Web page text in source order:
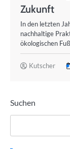
Zukunft
In den letzten
nachhaltige
ökologischen
Kutscher
Suchen